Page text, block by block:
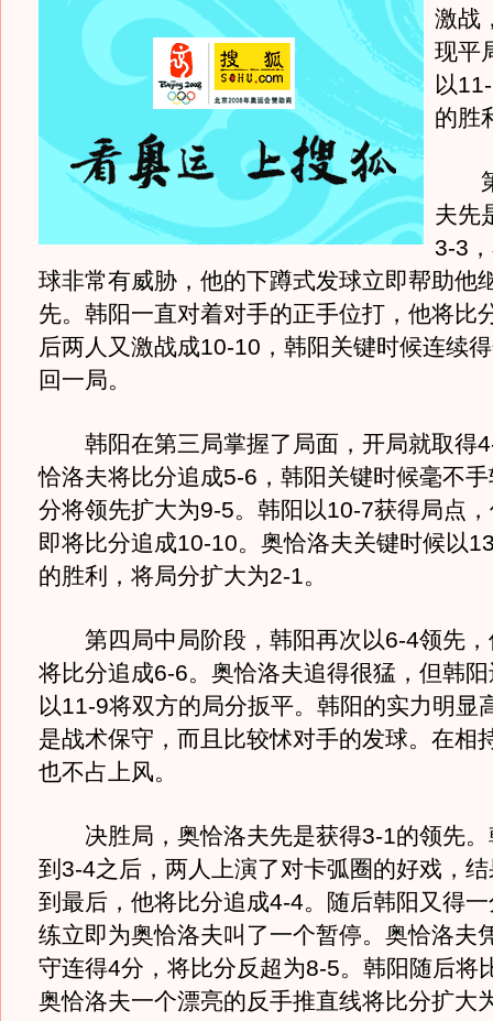
激战
现平
以
的胜
第
夫先
3-3
球非常有威胁，他的下蹲式发球立即帮助他
先。韩阳一直对着对手的正手位打，他将比
后两人又激战成10-10，韩阳关键时候连续
回一局。
韩阳在第三局掌握了局面，开局就取得
恰洛夫将比分追成5-6，韩阳关键时候毫不
分将领先扩大为9-5。韩阳以10-7获得局点
即将比分追成10-10。奥恰洛夫关键时候以
的胜利，将局分扩大为2-1。
第四局中局阶段，韩阳再次以6-4领先，
将比分追成6-6。奥恰洛夫追得很猛，但韩
以11-9将双方的局分扳平。韩阳的实力明显
是战术保守，而且比较怵对手的发球。在相
也不占上风。
决胜局，奥恰洛夫先是获得3-1的领先。
到3-4之后，两人上演了对卡弧圈的好戏，
到最后，他将比分追成4-4。随后韩阳又得
练立即为奥恰洛夫叫了一个暂停。奥恰洛夫
守连得4分，将比分反超为8-5。韩阳随后将
奥恰洛夫一个漂亮的反手推直线将比分扩大